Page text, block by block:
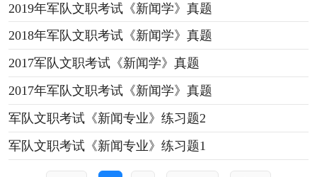
2019年军队文职考试《新闻学》真题
2018年军队文职考试《新闻学》真题
2017军队文职考试《新闻学》真题
2017年军队文职考试《新闻学》真题
军队文职考试《新闻专业》练习题2
军队文职考试《新闻专业》练习题1